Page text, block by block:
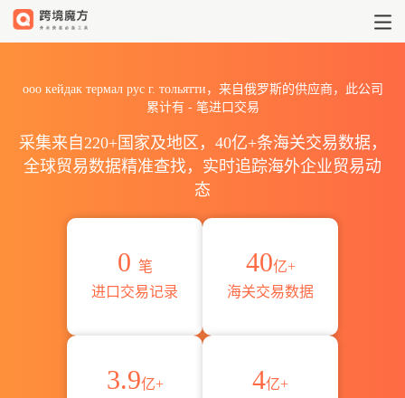
ооо кейдак термал рус г. тольятти，来自俄罗斯的供应商，此公司
累计有 -笔进口交易
采集来自220+国家及地区，40亿+条海关交易数据，
全球贸易数据精准查找，实时追踪海外企业贸易动
态
0 笔
进口交易记录
40亿+
海关交易数据
3.9亿+
4亿+